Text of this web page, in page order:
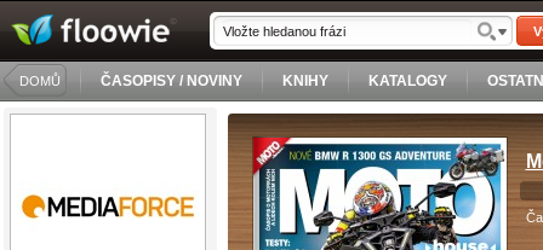
DOMŮ ČASOPISY / NOVINY KNIHY KATALOGY